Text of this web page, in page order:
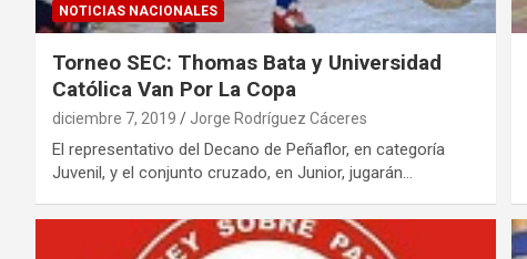
NOTICIAS NACIONALES
Torneo SEC: Thomas Bata y Universidad
Católica Van Por La Copa
diciembre 7, 2019 Jorge Rodríguez Cáceres
El representativo del Decano de Peñaflor, en categoría
Juvenil, y el conjunto cruzado, en Junior, jugarán…